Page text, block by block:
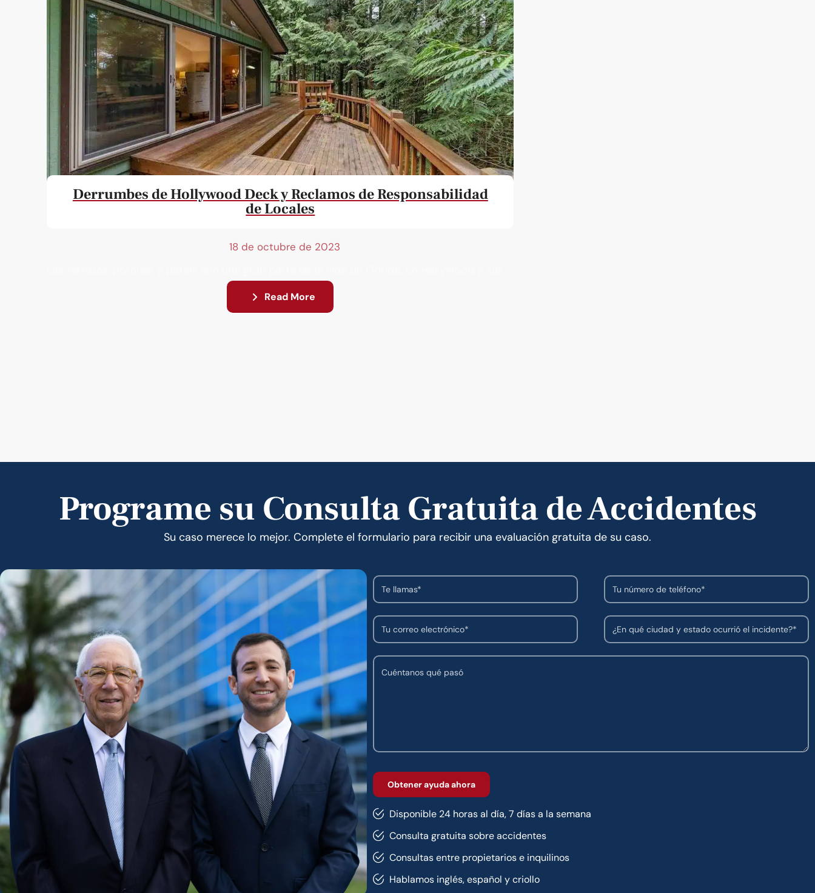
Derrumbes de Hollywood Deck y Reclamos de Responsabilidad
de Locales
18 de octubre de 2023
Read More
Programe su Consulta Gratuita de Accidentes
Su caso merece lo mejor. Complete el formulario para recibir una evaluación gratuita de su caso.
Disponible 24 horas al día, 7 días a la semana
Consulta gratuita sobre accidentes
Consultas entre propietarios e inquilinos
Hablamos inglés, español y criollo